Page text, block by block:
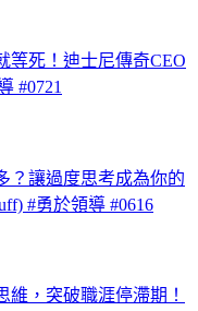
等死！迪士尼傳奇CEO
#0721
？讓過度思考成為你的
#勇於領導 #0616
維，突破職涯停滯期！